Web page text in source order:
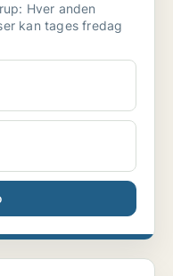
Hver anden
kan tages fredag